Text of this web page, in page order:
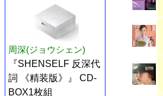
周深(ジョウシェン)
『SHENSELF 反深代
詞 《精装版》』 CD-
BOX1枚組